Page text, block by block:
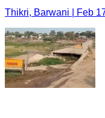
Thikri, Barwani | Feb